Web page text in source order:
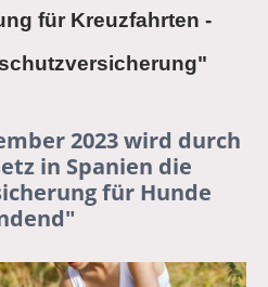
für Kreuzfahrten -
2023 wird durch
in Spanien die
für Hunde